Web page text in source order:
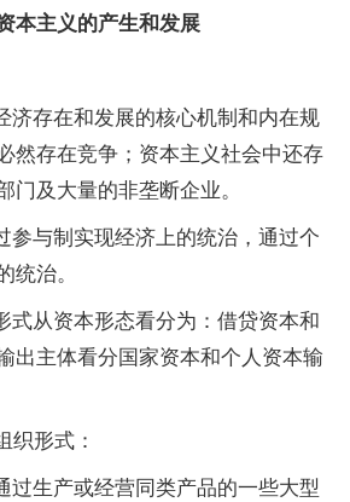
主义的产生和发展
存在和发展的核心机制和内在规
然存在竞争；资本主义社会中还存
及大量的非垄断企业。
与制实现经济上的统治，通过个
治。
从资本形态看分为：借贷资本和
出主体看分国家资本和个人资本输
形式：
生产或经营同类产品的一些大型